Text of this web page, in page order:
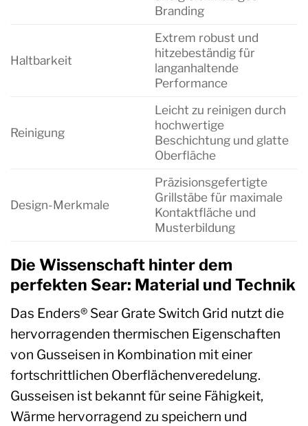
Branding
Haltbarkeit
Extrem robust und
hitzebeständig für
langanhaltende
Performance
Reinigung
Leicht zu reinigen durch
hochwertige
Beschichtung und glatte
Oberfläche
Design-Merkmale
Präzisionsgefertigte
Grillstäbe für maximale
Kontaktfläche und
Musterbildung
Die Wissenschaft hinter dem
perfekten Sear: Material und Technik
Das Enders® Sear Grate Switch Grid nutzt die
hervorragenden thermischen Eigenschaften
von Gusseisen in Kombination mit einer
fortschrittlichen Oberflächenveredelung.
Gusseisen ist bekannt für seine Fähigkeit,
Wärme hervorragend zu speichern und